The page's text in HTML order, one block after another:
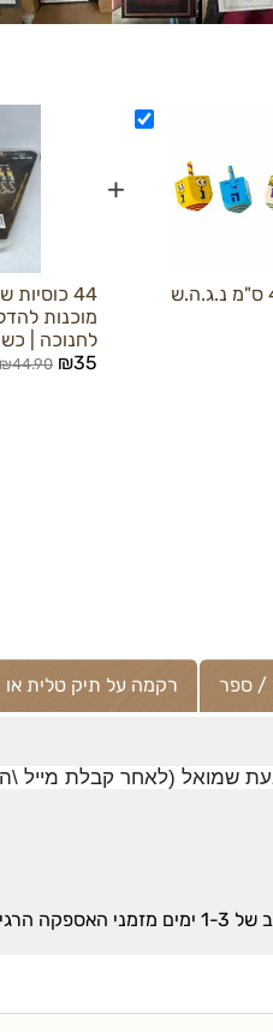
סביבון עץ 4.5 ס"מ נ.ג.ה.ש
+
44
מוכנות
לחנוכה |
₪44.90 ₪35
/ ספר רקמה על תיק טלית או